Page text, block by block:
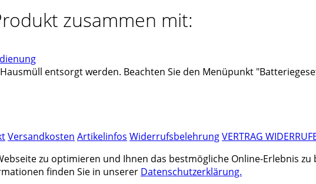
zusammen mit:
entsorgt werden. Beachten Sie den Menüpunkt
Versandkosten Artikelinfos WiderrufsbelehrungVERTRAG
zu optimieren und Ihnen das bestmögliche Online-Erlebnis
finden Sie in unserer Datenschutzerklärung.